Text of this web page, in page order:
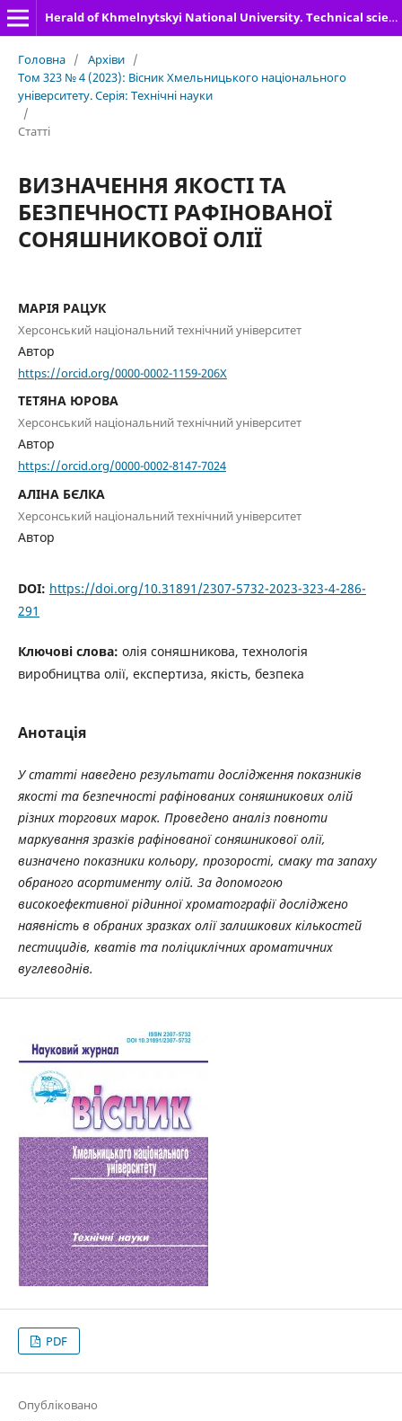
Herald of Khmelnytskyi National University. Technical sciences
Головна / Архіви /
Том 323 № 4 (2023): Вісник Хмельницького національного
університету. Серія: Технічні науки
/
Статті
ВИЗНАЧЕННЯ ЯКОСТІ ТА
БЕЗПЕЧНОСТІ РАФІНОВАНОЇ
СОНЯШНИКОВОЇ ОЛІЇ
МАРІЯ РАЦУК
Херсонський національний технічний університет
Автор
https://orcid.org/0000-0002-1159-206X
ТЕТЯНА ЮРОВА
Херсонський національний технічний університет
Автор
https://orcid.org/0000-0002-8147-7024
АЛІНА БЄЛКА
Херсонський національний технічний університет
Автор
DOI: https://doi.org/10.31891/2307-5732-2023-323-4-286-
291
Ключові слова: олія соняшникова, технологія
виробництва олії, експертиза, якість, безпека
Анотація
У статті наведено результати дослідження показників
якості та безпечності рафінованих соняшникових олій
різних торгових марок. Проведено аналіз повноти
маркування зразків рафінованої соняшникової олії,
визначено показники кольору, прозорості, смаку та запаху
обраного асортименту олій. За допомогою
високоефективної рідинної хроматографії досліджено
наявність в обраних зразках олії залишкових кількостей
пестицидів, кватів та поліциклічних ароматичних
вуглеводнів.
PDF
Опубліковано